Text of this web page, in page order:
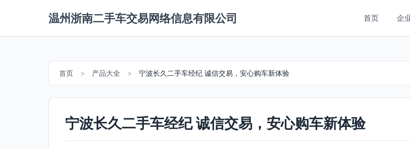
温州浙南二手车交易网络信息有限公司 首页 企
首页 > 产品大全 > 宁波长久二手车经纪 诚信交易，安心购车新体验
宁波长久二手车经纪 诚信交易，安心购车新体验